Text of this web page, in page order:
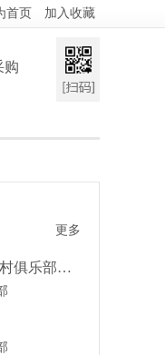
首页 加入收藏
购
更多
出租长安高尔夫球乡村俱乐部家庭卡